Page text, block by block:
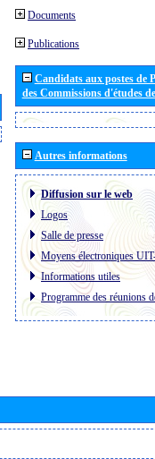
Documents
Publications
Candidats aux postes de
des Commissions d'études
Autres informations
Diffusion sur le web
Logos
Salle de presse
Moyens électroniques
Informations utiles
Programme des réunions